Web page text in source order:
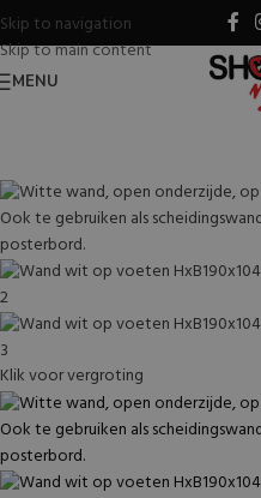
Skip to navigation
Skip to main content
MENU
Klik voor vergroting